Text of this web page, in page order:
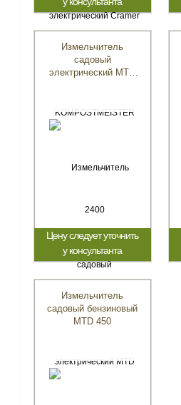
Измельчитель
садовый
электрический MTD
Цену следует уточнить
у консультанта
Измельчитель
садовый бензиновый
MTD 450